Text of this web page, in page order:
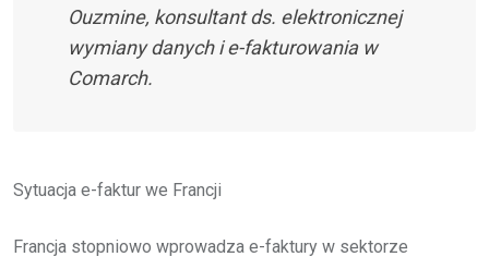
Ouzmine, konsultant ds. elektronicznej
wymiany danych i e-fakturowania w
Comarch.
Sytuacja e-faktur we Francji
Francja stopniowo wprowadza e-faktury w sektorze